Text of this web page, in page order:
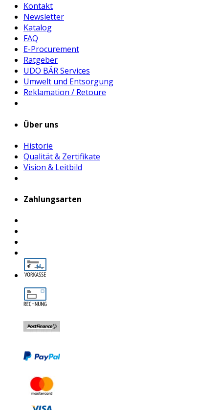
Kontakt
Newsletter
Katalog
FAQ
E-Procurement
Ratgeber
UDO BÄR Services
Umwelt und Entsorgung
Reklamation / Retoure
Über uns
Historie
Qualität & Zertifikate
Vision & Leitbild
Zahlungsarten